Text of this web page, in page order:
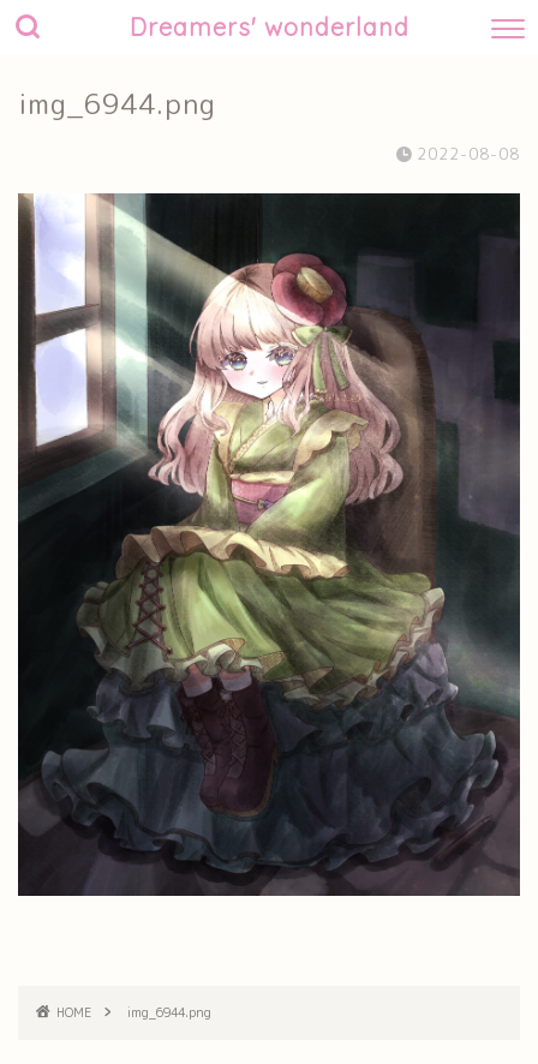
Dreamers' wonderland
img_6944.png
2022-08-08
HOME img_6944.png